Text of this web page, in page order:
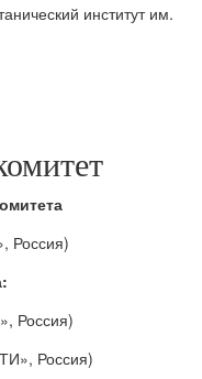
институт им.
Россия)
Россия)
Россия)